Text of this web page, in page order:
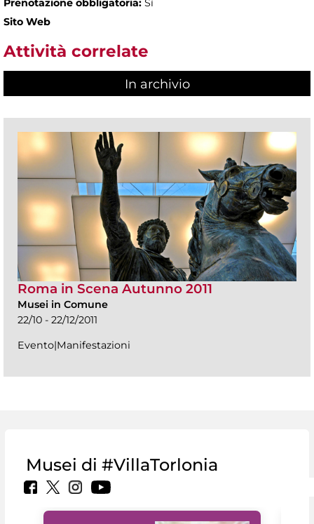
Prenotazione obbligatoria: Sì
Sito Web
Attività correlate
In archivio
Roma in Scena Autunno 2011
Musei in Comune
22/10 - 22/12/2011
Evento|Manifestazioni
Musei di #VillaTorlonia